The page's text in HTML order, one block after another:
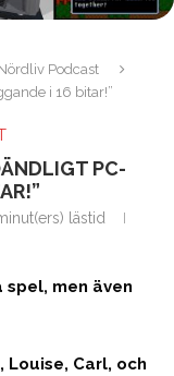
Podcast
i 16 bitar!”
PC-
lästid
spel, men även
Louise, Carl, och